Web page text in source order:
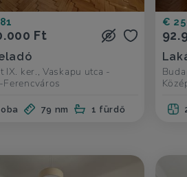
Ft
IX. ker., Vaskapu utca -
Ferencváros
79 nm 1 fürdő
€